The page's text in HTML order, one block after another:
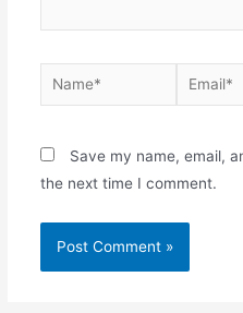
Name* Email*
Save my name, email,
the next time I comment.